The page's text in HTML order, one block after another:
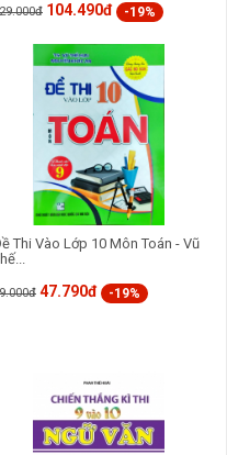
104.490đ -19%
Thi Vào Lớp 10 Môn Toán - Vũ
47.790đ -19%